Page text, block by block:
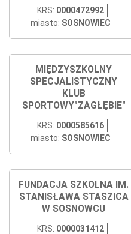
KRS: 0000472992
miasto: SOSNOWIEC
MIĘDZYSZKOLNY
SPECJALISTYCZNY
KLUB
SPORTOWY"ZAGŁĘBIE"
KRS: 0000585616
miasto: SOSNOWIEC
FUNDACJA SZKOLNA IM.
STANISŁAWA STASZICA
W SOSNOWCU
KRS: 0000031412